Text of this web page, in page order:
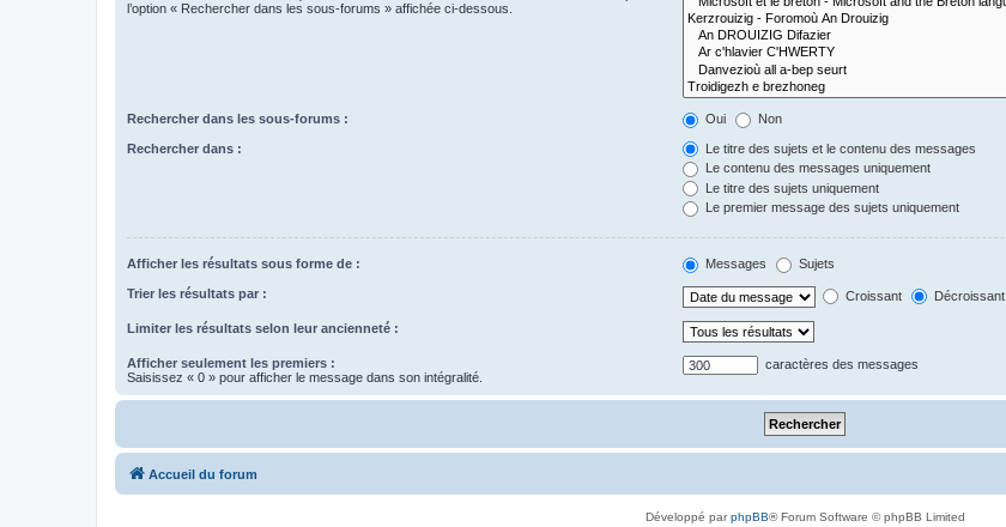
l’option « Rechercher dans les sous-forums » affichée ci-dessous.
Rechercher dans les sous-forums : Oui Non
Rechercher dans :
Le titre des sujets et le contenu des messages
Le contenu des messages uniquement
Le titre des sujets uniquement
Le premier message des sujets uniquement
Afficher les résultats sous forme de : Messages Sujets
Trier les résultats par : Croissant Décroissant
Limiter les résultats selon leur ancienneté :
Afficher seulement les premiers :
Saisissez « 0 » pour afficher le message dans son intégralité.
caractères des messages
Accueil du forum
Développé parphpBB® Forum Software © phpBB Limited